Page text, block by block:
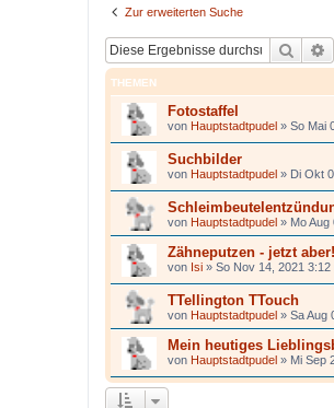
Zur erweiterten Suche
Suche
THEMEN
Fotostaffel
von Hauptstadtpudel » So Mai
Suchbilder
von Hauptstadtpudel » Di Okt
von Hauptstadtpudel » Mo Aug
Zähneputzen - jetzt
von Isi » So Nov 14, 2021 3:12
TTellington TTouch
von Hauptstadtpudel » Sa Aug
Mein heutiges
von Hauptstadtpudel » Mi Sep